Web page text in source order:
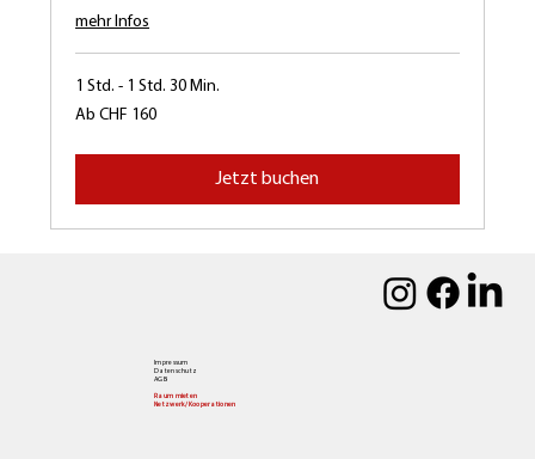
mehr Infos
1 Std. - 1 Std. 30 Min.
Ab
160
Ab CHF 160
Jetzt buchen
Impressum
Datenschutz
AGB
Raum mieten
Netzwerk/Kooperationen